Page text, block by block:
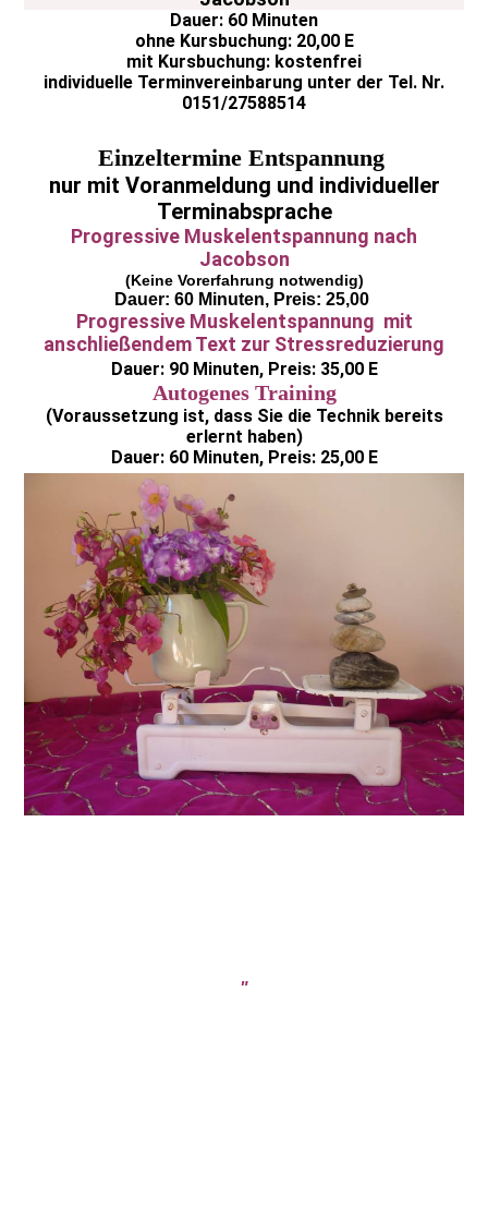
Dauer: 60 Minuten
ohne Kursbuchung: 20,00 E
mit Kursbuchung: kostenfrei
individuelle Terminvereinbarung unter der Tel. Nr.
0151/27588514
Einzeltermine Entspannung
nur mit Voranmeldung und individueller
Terminabsprache
Progressive Muskelentspannung nach
Jacobson
(Keine Vorerfahrung notwendig)
Dauer: 60 Minuten, Preis: 25,00
Progressive Muskelentspannung mit
anschließendem Text zur Stressreduzierung
Dauer: 90 Minuten, Preis: 35,00 E
Autogenes Training
(Voraussetzung ist, dass Sie die Technik bereits
erlernt haben)
Dauer: 60 Minuten, Preis: 25,00 E
"